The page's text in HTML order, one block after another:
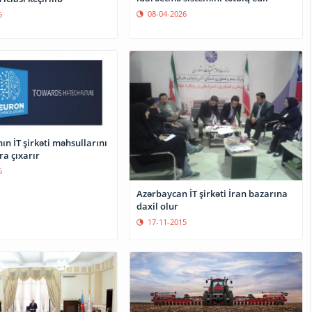
08-04-2026
İT şirkəti məhsullarını
çıxarır
Azərbaycan İT şirkəti İran bazarına
daxil olur
17-11-2015